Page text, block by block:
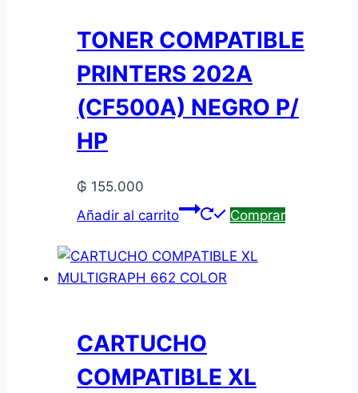
TONER COMPATIBLE
PRINTERS 202A
(CF500A) NEGRO P/
HP
₲ 155.000
Añadir al carrito
Comprar
CARTUCHO
COMPATIBLE XL